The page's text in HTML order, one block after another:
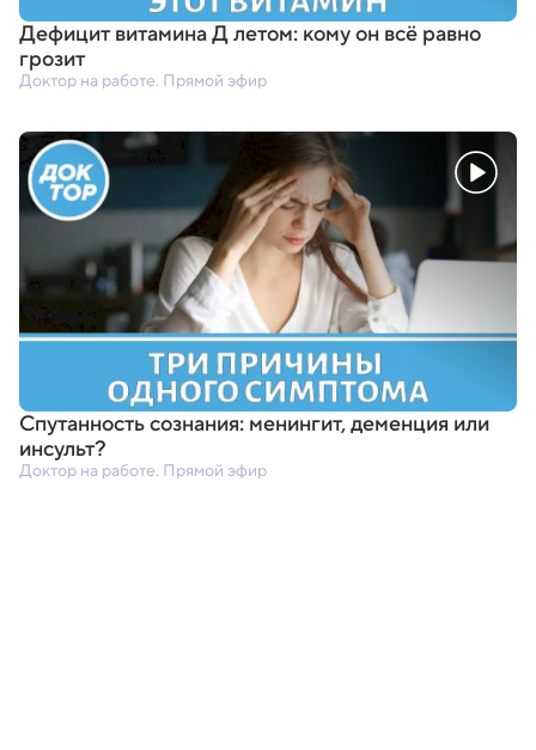
Дефицит витамина Д летом: кому он всё равно
грозит
Доктор на работе. Прямой эфир
Спутанность сознания: менингит,деменция или
инсульт?
Доктор на работе. Прямой эфир